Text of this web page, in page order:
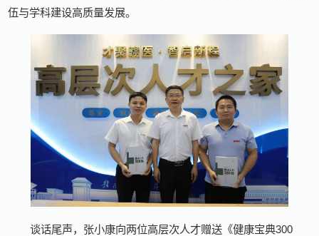
伍与学科建设高质量发展。
谈话尾声，张小康向两位高层次人才赠送《健康宝典300